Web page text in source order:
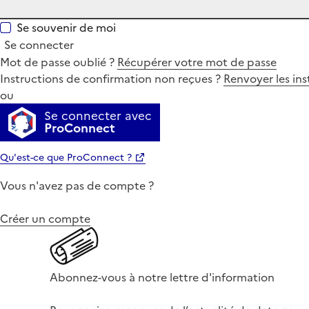
Se souvenir de moi
Se connecter
Mot de passe oublié ? Récupérer votre mot de passe
Instructions de confirmation non reçues ? Renvoyer les
ou
Se connecter avec
ProConnect
Qu'est-ce que ProConnect ?
Vous n'avez pas de compte ?
Créer un compte
Abonnez-vous à notre lettre d'information